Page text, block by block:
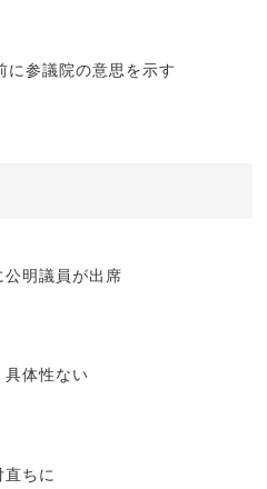
に参議院の意思を示す
明議員が出席
具体性ない
ちに